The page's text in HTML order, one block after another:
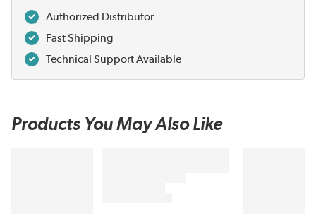
Authorized Distributor
Fast Shipping
Technical Support Available
Products You May Also Like